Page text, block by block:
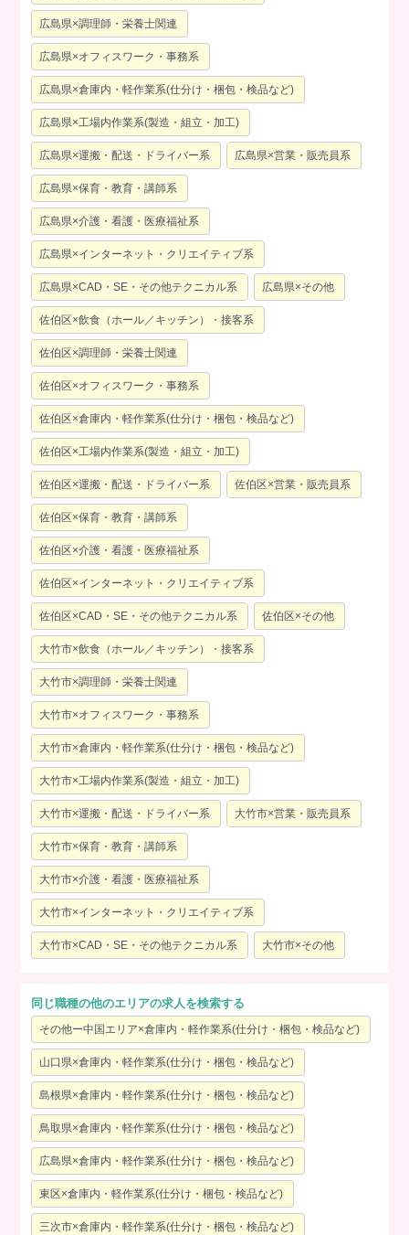
広島県×調理師・栄養士関連
広島県×オフィスワーク・事務系
広島県×倉庫内・軽作業系(仕分け・梱包・検品など)
広島県×工場内作業系(製造・組立・加工)
広島県×運搬・配送・ドライバー系 広島県×営業・販売員系
広島県×保育・教育・講師系
広島県×介護・看護・医療福祉系
広島県×インターネット・クリエイティブ系
広島県×CAD・SE・その他テクニカル系 広島県×その他
佐伯区×飲食（ホール／キッチン）・接客系
佐伯区×調理師・栄養士関連
佐伯区×オフィスワーク・事務系
佐伯区×倉庫内・軽作業系(仕分け・梱包・検品など)
佐伯区×工場内作業系(製造・組立・加工)
佐伯区×運搬・配送・ドライバー系 佐伯区×営業・販売員系
佐伯区×保育・教育・講師系
佐伯区×介護・看護・医療福祉系
佐伯区×インターネット・クリエイティブ系
佐伯区×CAD・SE・その他テクニカル系 佐伯区×その他
大竹市×飲食（ホール／キッチン）・接客系
大竹市×調理師・栄養士関連
大竹市×オフィスワーク・事務系
大竹市×倉庫内・軽作業系(仕分け・梱包・検品など)
大竹市×工場内作業系(製造・組立・加工)
大竹市×運搬・配送・ドライバー系 大竹市×営業・販売員系
大竹市×保育・教育・講師系
大竹市×介護・看護・医療福祉系
大竹市×インターネット・クリエイティブ系
大竹市×CAD・SE・その他テクニカル系 大竹市×その他
同じ職種の他のエリアの求人を検索する
その他ー中国エリア×倉庫内・軽作業系(仕分け・梱包・検品など)
山口県×倉庫内・軽作業系(仕分け・梱包・検品など)
島根県×倉庫内・軽作業系(仕分け・梱包・検品など)
鳥取県×倉庫内・軽作業系(仕分け・梱包・検品など)
広島県×倉庫内・軽作業系(仕分け・梱包・検品など)
東区×倉庫内・軽作業系(仕分け・梱包・検品など)
三次市×倉庫内・軽作業系(仕分け・梱包・検品など)